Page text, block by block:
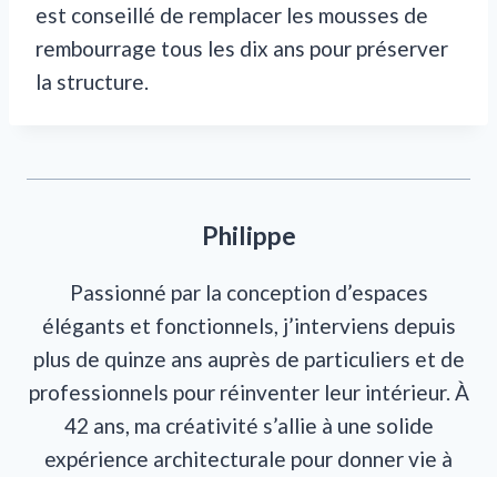
est conseillé de remplacer les mousses de
rembourrage tous les dix ans pour préserver
la structure.
Philippe
Passionné par la conception d’espaces
élégants et fonctionnels, j’interviens depuis
plus de quinze ans auprès de particuliers et de
professionnels pour réinventer leur intérieur. À
42 ans, ma créativité s’allie à une solide
expérience architecturale pour donner vie à